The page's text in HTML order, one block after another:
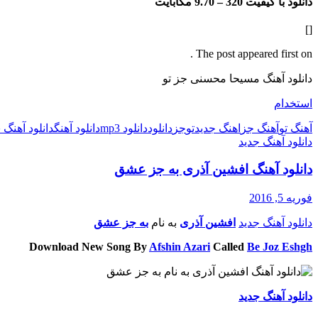
[]
The post appeared first on .
دانلود آهنگ مسیحا محسنی جز تو
استخدام
آهنگ تو آهنگ جز اهنگ جدیدتوجز دانلوددانلود mp3 دانلود آهنگدانلود آهنگ
دانلود آهنگ جدید
دانلود آهنگ افشین آذری به جز عشق
فوریه 5, 2016
دانلود آهنگ جدید افشین آذری به نام به جز عشق
Download New Song By Afshin Azari Called Be Joz Eshgh
دانلود آهنگ جدید